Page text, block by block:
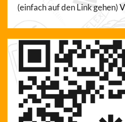
(einfach auf den Link gehen)